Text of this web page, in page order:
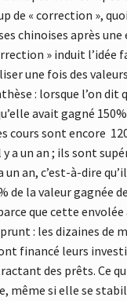
de « correction »,
chinoises après une
» induit l’idée
une fois des
: lorsque l’on dit
avait gagné
cours sont encore
a un an ; ils sont
un an, c’est-à-dire
de la valeur gagnée
que cette
: les dizaines de
financé leurs
des prêts. Ce
même si elle se